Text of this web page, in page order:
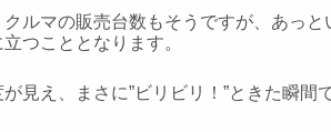
ルマの販売台数もそうですが、あっと
つこととなります。
見え、まさに”ビリビリ！”ときた瞬間